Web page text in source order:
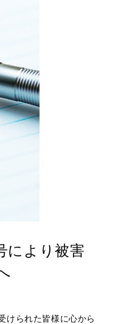
により被害
けられた皆様に心から